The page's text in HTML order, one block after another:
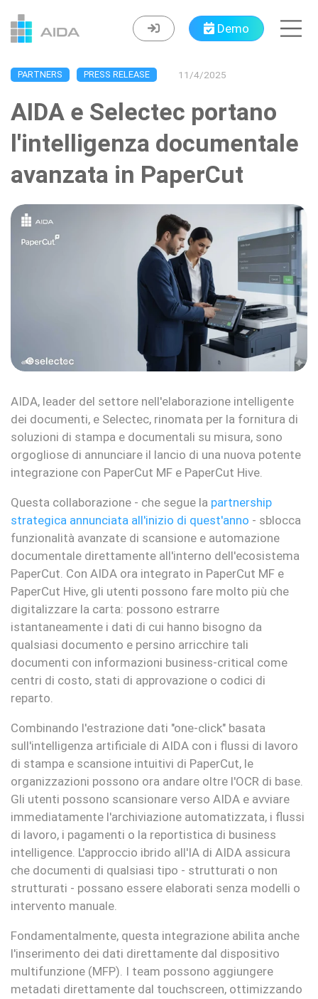
Demo
PARTNERS PRESS RELEASE 11/4/2025
AIDA e Selectec portano
l'intelligenza documentale
avanzata in PaperCut
AIDA, leader del settore nell'elaborazione intelligente
dei documenti, e Selectec, rinomata per la fornitura di
soluzioni di stampa e documentali su misura, sono
orgogliose di annunciare il lancio di una nuova potente
integrazione con PaperCut MF e PaperCut Hive.
Questa collaborazione - che segue la partnership
strategica annunciata all'inizio di quest'anno - sblocca
funzionalità avanzate di scansione e automazione
documentale direttamente all'interno dell'ecosistema
PaperCut. Con AIDA ora integrato in PaperCut MF e
PaperCut Hive, gli utenti possono fare molto più che
digitalizzare la carta: possono estrarre
istantaneamente i dati di cui hanno bisogno da
qualsiasi documento e persino arricchire tali
documenti con informazioni business-critical come
centri di costo, stati di approvazione o codici di
reparto.
Combinando l'estrazione dati "one-click" basata
sull'intelligenza artificiale di AIDA con i flussi di lavoro
di stampa e scansione intuitivi di PaperCut, le
organizzazioni possono ora andare oltre l'OCR di base.
Gli utenti possono scansionare verso AIDA e avviare
immediatamente l'archiviazione automatizzata, i flussi
di lavoro, i pagamenti o la reportistica di business
intelligence. L'approccio ibrido all'IA di AIDA assicura
che documenti di qualsiasi tipo - strutturati o non
strutturati - possano essere elaborati senza modelli o
intervento manuale.
Fondamentalmente, questa integrazione abilita anche
l'inserimento dei dati direttamente dal dispositivo
multifunzione (MFP). I team possono aggiungere
metadati direttamente dal touchscreen, ottimizzando